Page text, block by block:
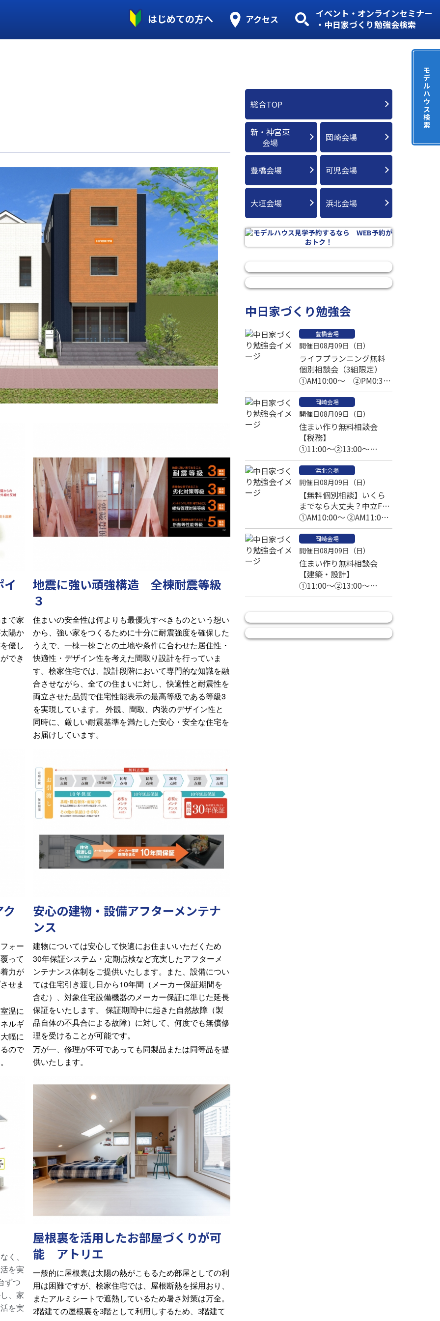
はじめての方へ アクセス
イベント・オンラインセミナー
・中日家づくり勉強会検索
で家
陽か
優し
でき
地震に強い頑強構造 全棟耐震等級
３
住まいの安全性は何よりも最優先すべきものという想い
から、強い家をつくるために十分に耐震強度を確保した
うえで、一棟一棟ごとの土地や条件に合わせた居住性・
快適性・デザイン性を考えた間取り設計を行っていま
す。桧家住宅では、設計段階において専門的な知識を融
合させながら、全ての住まいに対し、快適性と耐震性を
両立させた品質で住宅性能表示の最高等級である等級3
を実現しています。 外観、間取、内装のデザイン性と
同時に、厳しい耐震基準を満たした安心・安全な住宅を
お届けしています。
ォー
って
力が
せま
温に
ルギ
幅に
ので
安心の建物・設備アフターメンテナ
ンス
建物については安心して快適にお住まいいただくため
30年保証システム・定期点検など充実したアフターメ
ンテナンス体制をご提供いたします。また、設備につい
ては住宅引き渡し日から10年間（メーカー保証期間を
含む）、対象住宅設備機器のメーカー保証に準じた延長
保証をいたします。 保証期間中に起きた自然故障（製
品自体の不具合による故障）に対して、何度でも無償修
理を受けることが可能です。
万が一、修理が不可であっても同製品または同等品を提
供いたします。
く、
を実
ずつ
、家
を実
屋根裏を活用したお部屋づくりが可
能 アトリエ
一般的に屋根裏は太陽の熱がこもるため部屋としての利
用は困難ですが、桧家住宅では、屋根断熱を採用おり、
またアルミシートで遮熱しているため暑さ対策は万全。
2階建ての屋根裏を3階として利用しするため、 3階建て
総合TOP
新・神宮東
会場
岡崎会場
豊橋会場 可児会場
大垣会場 浜北会場
中日家づくり勉強会
豊橋会場
開催日08月09日（日）
ライフプランニング無料
個別相談会（3組限定）
①AM10:00～ ②PM0:30
～ ③PM2:30～
岡崎会場
開催日08月09日（日）
住まい作り無料相談会
【税務】
①11:00～②13:00～
③14:00～④15:00～
浜北会場
開催日08月09日（日）
【無料個別相談】いくら
までなら大丈夫？中立FP
と考える家づくりの予算
①AM10:00～ ②AM11:00
～
岡崎会場
開催日08月09日（日）
住まい作り無料相談会
【建築・設計】
①11:00～②13:00～
③14:00～④15:00～
モ
デ
ル
ハ
ウ
ス
検
索